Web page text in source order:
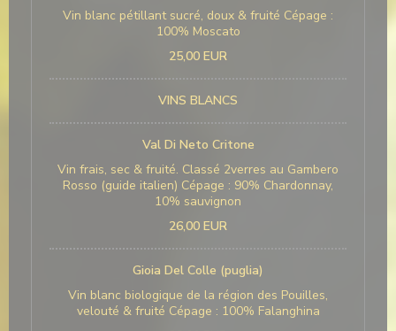
Vin blanc pétillant sucré, doux & fruité Cépage :
100% Moscato
25,00 EUR
VINS BLANCS
Val Di Neto Critone
Vin frais, sec & fruité. Classé 2verres au Gambero
Rosso (guide italien) Cépage : 90% Chardonnay,
10% sauvignon
26,00 EUR
Gioia Del Colle (puglia)
Vin blanc biologique de la région des Pouilles,
velouté & fruité Cépage : 100% Falanghina